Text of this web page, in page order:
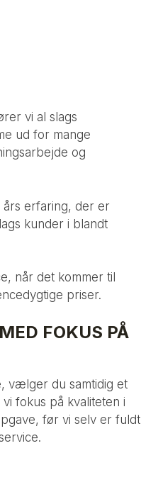
vi al slags
ud for mange
og
erfaring, der er
kunder i blandt
når det kommer til
priser.
FOKUS PÅ
vælger du samtidig et
fokus på kvaliteten i
før vi selv er fuldt